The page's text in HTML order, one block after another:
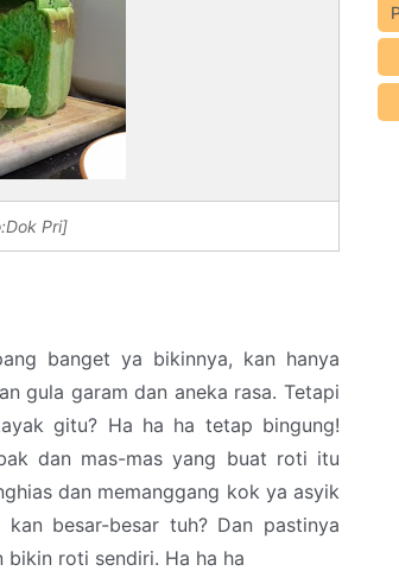
Pri]
banget ya bikinnya, kan hanya
gula garam dan aneka rasa. Tetapi
gitu? Ha ha ha tetap bingung!
dan mas-mas yang buat roti itu
dan memanggang kok ya asyik
besar-besar tuh? Dan pastinya
bikin roti sendiri. Ha ha ha